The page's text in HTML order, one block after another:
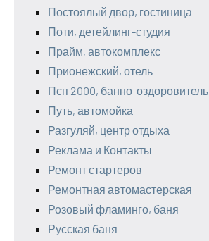
Постоялый двор, гостиница
Поти, детейлинг-студия
Прайм, автокомплекс
Прионежский, отель
Псп 2000, банно-
Путь, автомойка
Разгуляй, центр отдыха
Реклама и Контакты
Ремонт стартеров
Ремонтная автомастерская
Розовый фламинго, баня
Русская баня